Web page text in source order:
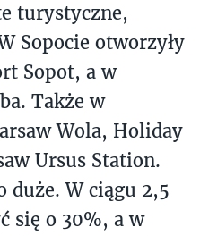
turystyczne,
Sopocie otworzyły
Sopot, a w
Także w
Wola, Holiday
Ursus Station.
duże. W ciągu 2,5
się o 30%, a w